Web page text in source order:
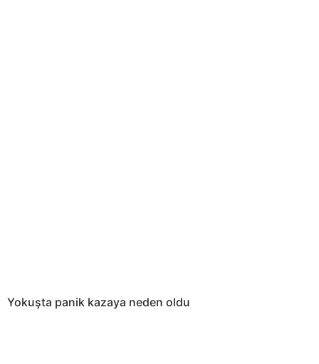
Yokuşta panik kazaya neden oldu